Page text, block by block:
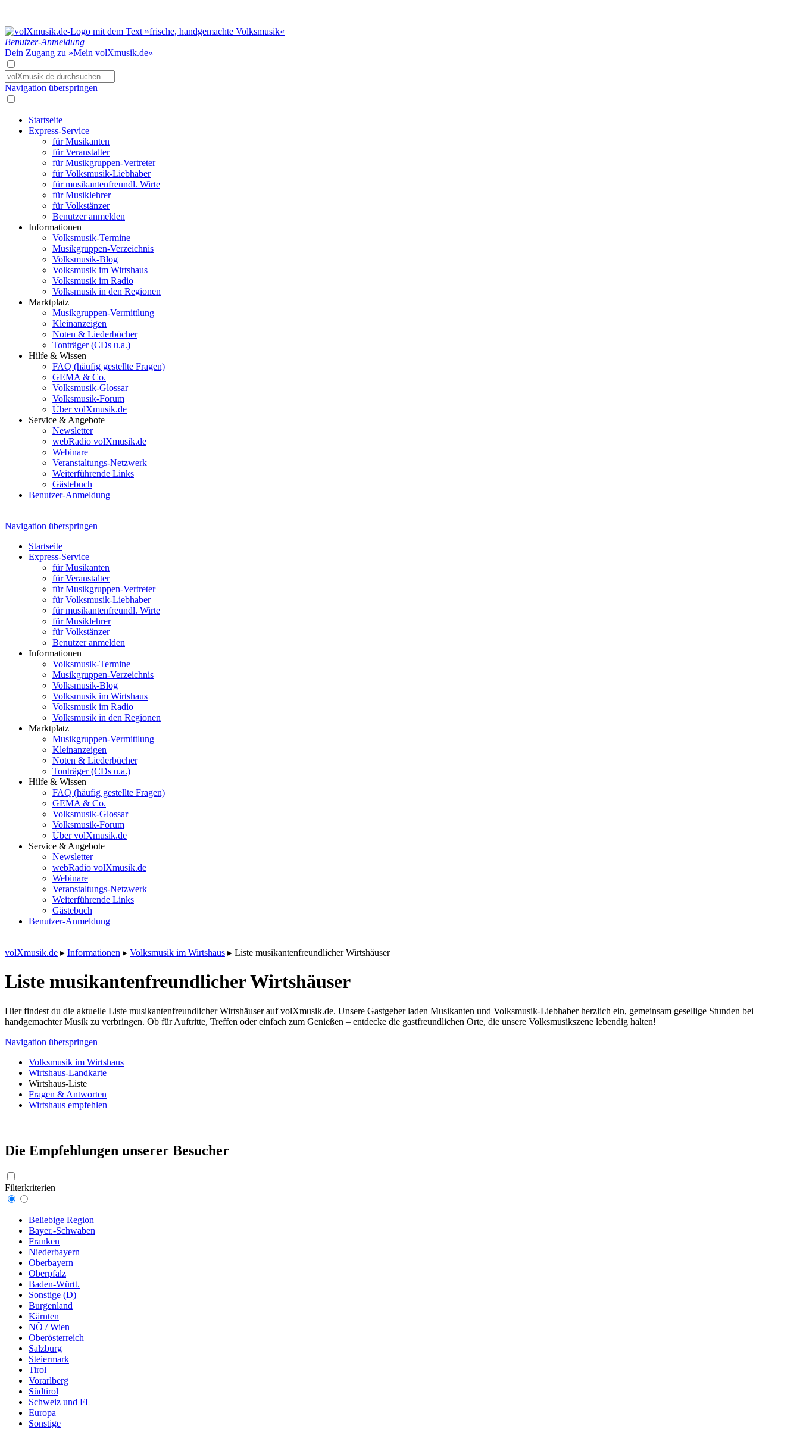
Benutzer-Anmeldung
Dein Zugang zu »Mein volXmusik.de«
Navigation überspringen
Startseite
Express-Service
für Musikanten
für Veranstalter
für Musikgruppen-Vertreter
für Volksmusik-Liebhaber
für musikantenfreundl. Wirte
für Musiklehrer
für Volkstänzer
Benutzer anmelden
Informationen
Volksmusik-Termine
Musikgruppen-Verzeichnis
Volksmusik-Blog
Volksmusik im Wirtshaus
Volksmusik im Radio
Volksmusik in den Regionen
Marktplatz
Musikgruppen-Vermittlung
Kleinanzeigen
Noten & Liederbücher
Tonträger (CDs u.a.)
Hilfe & Wissen
FAQ (häufig gestellte Fragen)
GEMA & Co.
Volksmusik-Glossar
Volksmusik-Forum
Über volXmusik.de
Service & Angebote
Newsletter
webRadio volXmusik.de
Webinare
Veranstaltungs-Netzwerk
Weiterführende Links
Gästebuch
Benutzer-Anmeldung
Navigation überspringen
Startseite
Express-Service
für Musikanten
für Veranstalter
für Musikgruppen-Vertreter
für Volksmusik-Liebhaber
für musikantenfreundl. Wirte
für Musiklehrer
für Volkstänzer
Benutzer anmelden
Informationen
Volksmusik-Termine
Musikgruppen-Verzeichnis
Volksmusik-Blog
Volksmusik im Wirtshaus
Volksmusik im Radio
Volksmusik in den Regionen
Marktplatz
Musikgruppen-Vermittlung
Kleinanzeigen
Noten & Liederbücher
Tonträger (CDs u.a.)
Hilfe & Wissen
FAQ (häufig gestellte Fragen)
GEMA & Co.
Volksmusik-Glossar
Volksmusik-Forum
Über volXmusik.de
Service & Angebote
Newsletter
webRadio volXmusik.de
Webinare
Veranstaltungs-Netzwerk
Weiterführende Links
Gästebuch
Benutzer-Anmeldung
volXmusik.de ▸ Informationen ▸ Volksmusik im Wirtshaus ▸ Liste musikanten­freundlicher Wirtshäuser
Liste musikanten­freundlicher Wirtshäuser
Hier findest du die aktuelle Liste musikantenfreundlicher Wirtshäuser auf volXmusik.de. Unsere Gastgeber laden Musikanten und Volksmusik-Liebhaber herzlich ein, gemeinsam gesellige Stunden bei
handgemachter Musik zu verbringen. Ob für Auftritte, Treffen oder einfach zum Genießen – entdecke die gastfreundlichen Orte, die unsere Volksmusikszene lebendig halten!
Navigation überspringen
Volksmusik im Wirtshaus
Wirtshaus-Landkarte
Wirtshaus-Liste
Fragen & Antworten
Wirtshaus empfehlen
Die Empfehlungen unserer Besucher
Filterkriterien
Beliebige Region
Bayer.-Schwaben
Franken
Niederbayern
Oberbayern
Oberpfalz
Baden-Württ.
Sonstige (D)
Burgenland
Kärnten
NÖ / Wien
Oberösterreich
Salzburg
Steiermark
Tirol
Vorarlberg
Südtirol
Schweiz und FL
Europa
Sonstige